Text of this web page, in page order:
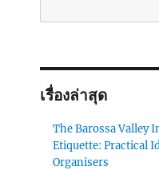
เรื่องล่าสุด
The Barossa Valley
Etiquette: Practical
Organisers